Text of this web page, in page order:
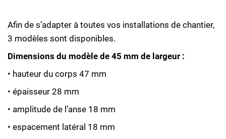
Afin de s’adapter à toutes vos installations de chantier,
3 modèles sont disponibles.
Dimensions du modèle de 45 mm de largeur :
• hauteur du corps 47 mm
• épaisseur 28 mm
• amplitude de l’anse 18 mm
• espacement latéral 18 mm